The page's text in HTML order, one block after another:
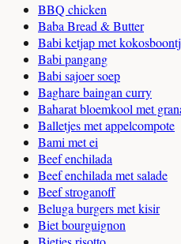
BBQ chicken
Baba Bread & Butter
Babi ketjap met
Babi pangang
Babi sajoer soep
Baghare baingan curry
Baharat bloemkool met
Balletjes met appelcompote
Bami met ei
Beef enchilada
Beef enchilada met salade
Beef stroganoff
Beluga burgers met kisir
Biet bourguignon